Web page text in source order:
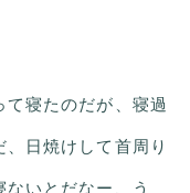
寝たのだが、寝過
日焼けして首周り
いとだなー、う